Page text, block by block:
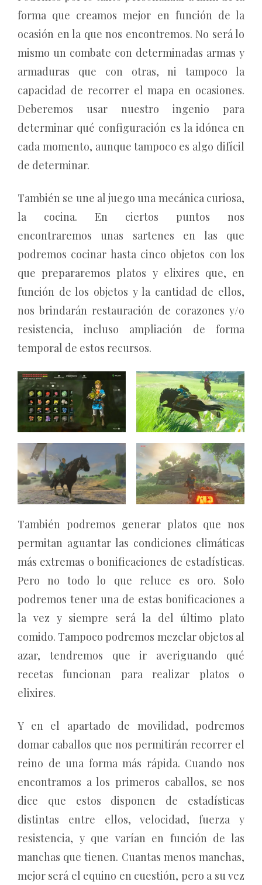
forma que creamos mejor en función de la
ocasión en la que nos encontremos. No será lo
mismo un combate con determinadas armas y
armaduras que con otras, ni tampoco la
capacidad de recorrer el mapa en ocasiones.
Deberemos usar nuestro ingenio para
determinar qué configuración es la idónea en
cada momento, aunque tampoco es algo difícil
de determinar.
También se une al juego una mecánica curiosa,
la cocina. En ciertos puntos nos
encontraremos unas sartenes en las que
podremos cocinar hasta cinco objetos con los
que prepararemos platos y elixires que, en
función de los objetos y la cantidad de ellos,
nos brindarán restauración de corazones y/o
resistencia, incluso ampliación de forma
temporal de estos recursos.
También podremos generar platos que nos
permitan aguantar las condiciones climáticas
más extremas o bonificaciones de estadísticas.
Pero no todo lo que reluce es oro. Solo
podremos tener una de estas bonificaciones a
la vez y siempre será la del último plato
comido. Tampoco podremos mezclar objetos al
azar, tendremos que ir averiguando qué
recetas funcionan para realizar platos o
elixires.
Y en el apartado de movilidad, podremos
domar caballos que nos permitirán recorrer el
reino de una forma más rápida. Cuando nos
encontramos a los primeros caballos, se nos
dice que estos disponen de estadísticas
distintas entre ellos, velocidad, fuerza y
resistencia, y que varían en función de las
manchas que tienen. Cuantas menos manchas,
mejor será el equino en cuestión, pero a su vez